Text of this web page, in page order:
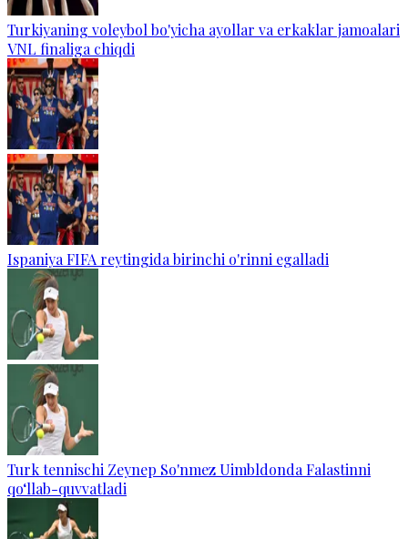
Turkiyaning voleybol bo'yicha ayollar va erkaklar jamoalari
VNL finaliga chiqdi
Ispaniya FIFA reytingida birinchi o'rinni egalladi
Turk tennischi Zeynep So'nmez Uimbldonda Falastinni
qo‘llab-quvvatladi